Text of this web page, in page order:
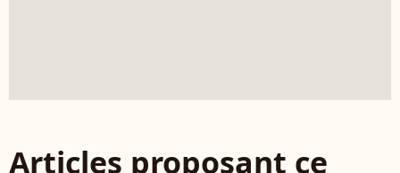
Articles proposant ce